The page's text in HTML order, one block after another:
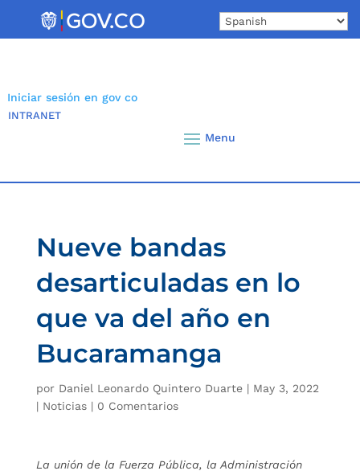
Iniciar sesión en gov co
INTRANET
Nueve bandas
desarticuladas en lo
que va del año en
Bucaramanga
por Daniel Leonardo Quintero Duarte| May 3, 2022
| Noticias| 0 Comentarios
La unión de la Fuerza Pública, la Administración